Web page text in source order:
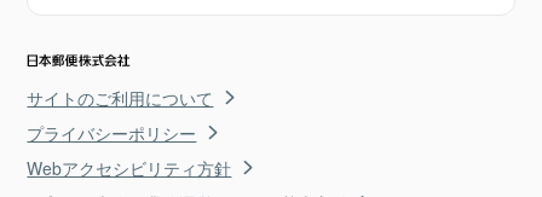
サイトのご利用について
プライバシーポリシー
Webアクセシビリティ方針